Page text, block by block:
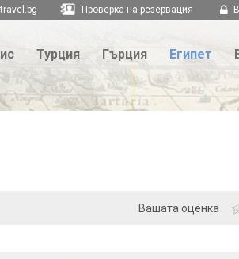
Проверка на резервация
Турция Гърция Египет
Вашата оценка